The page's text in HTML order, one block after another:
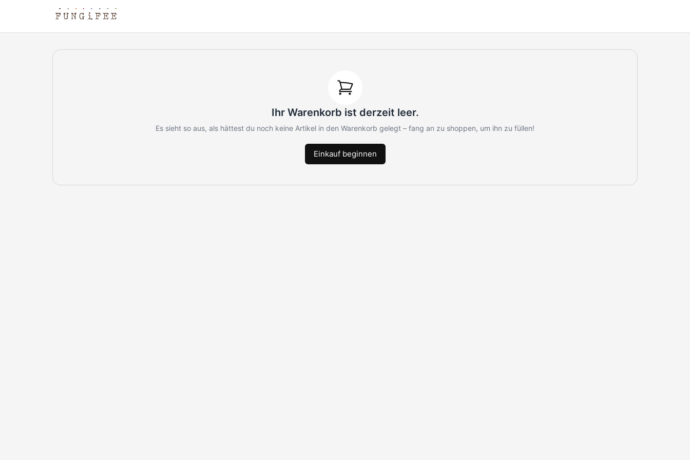
Ihr Warenkorb ist derzeit leer.
Es sieht so aus, als hättest du noch keine Artikel in den Warenkorb gelegt – fang an zu shoppen, um ihn zu füllen!
Einkauf beginnen